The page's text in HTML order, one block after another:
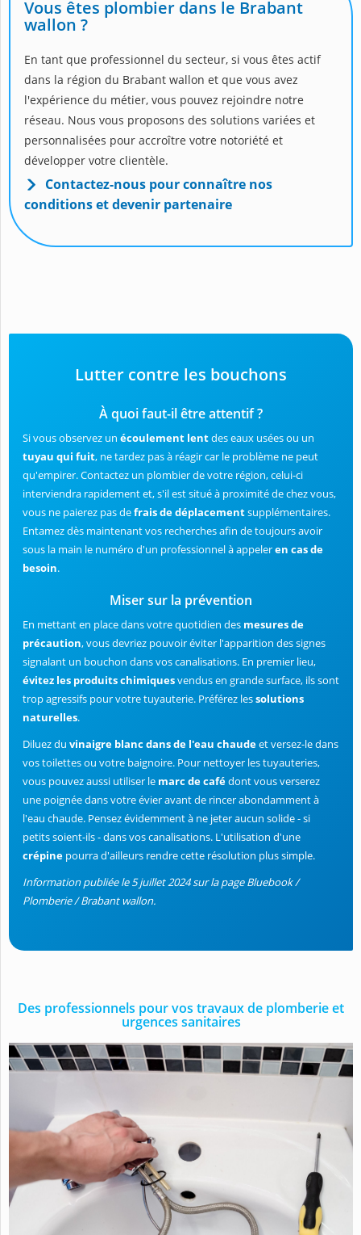
Vous êtes plombier dans le Brabant
wallon ?
En tant que professionnel du secteur, si vous êtes actif
dans la région du Brabant wallon et que vous avez
l'expérience du métier, vous pouvez rejoindre notre
réseau. Nous vous proposons des solutions variées et
personnalisées pour accroître votre notoriété et
développer votre clientèle.
Contactez-nous pour connaître nos
conditions et devenir partenaire
Lutter contre les bouchons
À quoi faut-il être attentif ?
Si vous observez un écoulement lentdes eaux usées ou un
tuyau qui fuit, ne tardez pas à réagir car le problème ne peut
qu'empirer. Contactez un plombier de votre région, celui-ci
interviendra rapidement et, s'il est situé à proximité de chez vous,
vous ne paierez pas defrais de déplacementsupplémentaires.
Entamez dès maintenant vos recherches afin de toujours avoir
sous la main le numéro d'un professionnel à appeleren cas de
besoin.
Miser sur la prévention
En mettant en place dans votre quotidien des mesures de
précaution, vous devriez pouvoir éviter l'apparition des signes
signalant un bouchon dans vos canalisations. En premier lieu,
évitez les produits chimiquesvendus en grande surface, ils sont
trop agressifs pour votre tuyauterie. Préférez lessolutions
naturelles.
Diluez du vinaigre blanc dans de l'eau chaudeet versez-le dans
vos toilettes ou votre baignoire. Pour nettoyer les tuyauteries,
vous pouvez aussi utiliser le marc de cafédont vous verserez
une poignée dans votre évier avant de rincer abondamment à
l'eau chaude. Pensez évidemment à ne jeter aucun solide - si
petits soient-ils - dans vos canalisations. L'utilisation d'une
crépine pourra d'ailleurs rendre cette résolution plus simple.
Information publiée le 5 juillet 2024 sur la page Bluebook /
Plomberie / Brabant wallon.
Des professionnels pour vos travaux de plomberie et
urgences sanitaires